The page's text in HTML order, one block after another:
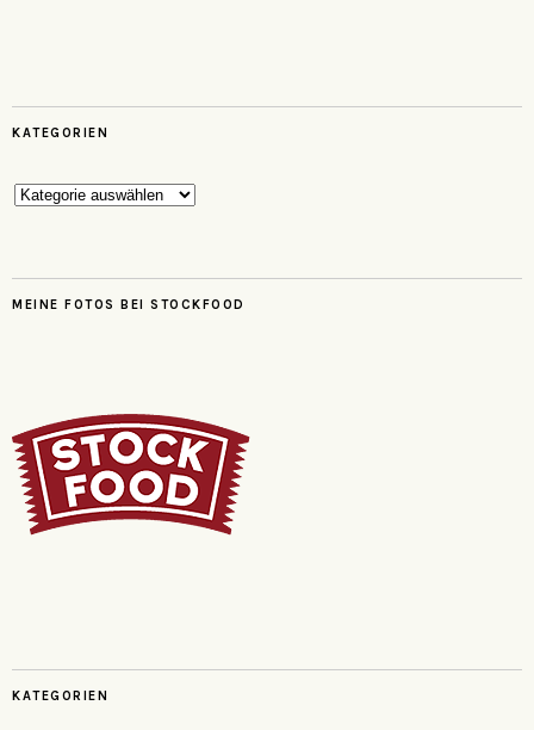
KATEGORIEN
Kategorien
MEINE FOTOS BEI STOCKFOOD
KATEGORIEN